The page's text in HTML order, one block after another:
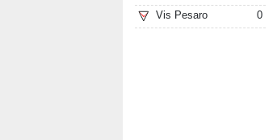
Vis Pesaro
0